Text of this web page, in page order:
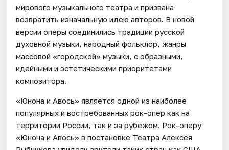
мирового музыкального театра и призвана
возвратить изначальную идею авторов. В новой
версии оперы соединились традиции русской
духовной музыки, народный фольклор, жанры
массовой «городской» музыки, с образными,
идейными и эстетическими приоритетами
композитора.
«Юнона и Авось» является одной из наиболее
популярных и востребованных рок-опер как на
территории России, так и за рубежом. Рок-оперу
«Юнона и Авось» в постановке Театра Алексея